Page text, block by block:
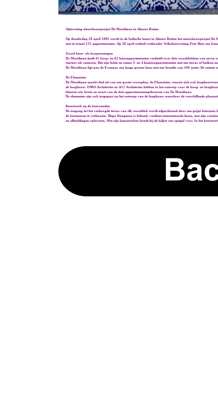
Oplevering nieuwbouwproject De Meridiaan in Almere Buiten
Op donderdag 28 april 2005 wordt in de Indische buurt in Almere Buiten het nieuwbouwproject
met in totaal 123 appartementen. Op 28 april onthult wethouder Volkshuisvesting Frits Huis een
Zowel huur- als koopwoningen
De Meridiaan heeft 41 koop- en 82 huurappartementen verdeeld over drie woonblokken van
starters als senioren. Het zijn lichte en ruime 3- en 4-kamerappartementen met een terras of balkon
De Meridiaan ligt aan de Evenaar, een lange groene laan met een breedte van 100 meter. De
De Elementen
De Meridiaan maakt deel uit van een groter woonplan, de Elementen, waarin zich ook
de laagbouw. INBO Architecten en A12 Architecten hebben in het ontwerp voor de hoog- en
kleuren wit, bruin en zwart van de drie appartementengebouwen van De Meridiaan.
De elementen zijn ook toegepast op het ontwerp van de laagbouw waardoor de verschillende
Kunstwerk op de keerwanden
De toegang tot het verhoogde terras van elk woonblok wordt afgeschermd door een grijze
de keermuren te verfraaien. Hugo Kaagman is bekend, verdient internationale faam, met zijn
en afbeeldingen opleveren. Met zijn kunstwerken houdt hij de kijker een spiegel voor. In het